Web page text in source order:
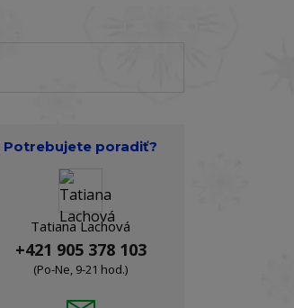
Potrebujete poradiť?
Tatiana Lachová
+421 905 378 103
(Po-Ne, 9-21 hod.)